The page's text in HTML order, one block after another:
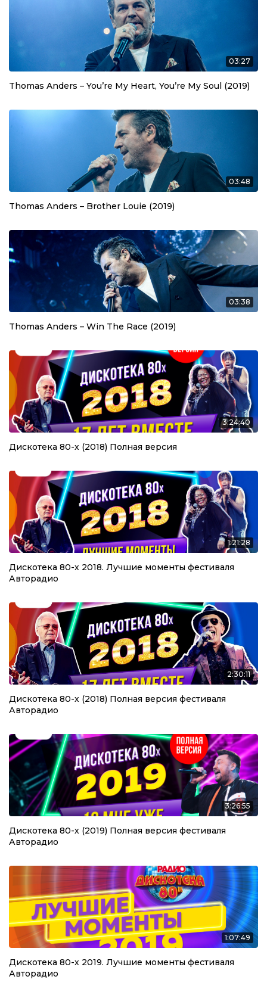
03:27
Thomas Anders – You’re My Heart, You’re My Soul (2019)
03:48
Thomas Anders – Brother Louie (2019)
03:38
Thomas Anders – Win The Race (2019)
3:24:40
Дискотека 80-х (2018) Полная версия
1:21:28
Дискотека 80-х 2018. Лучшие моменты фестиваля
Авторадио
2:30:11
Дискотека 80-х (2018) Полная версия фестиваля
Авторадио
3:26:55
Дискотека 80-х (2019) Полная версия фестиваля
Авторадио
1:07:49
Дискотека 80-х 2019. Лучшие моменты фестиваля
Авторадио